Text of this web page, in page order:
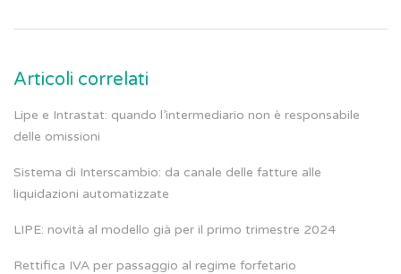
Articoli correlati
Lipe e Intrastat: quando l’intermediario non è responsabile
delle omissioni
Sistema di Interscambio: da canale delle fatture alle
liquidazioni automatizzate
LIPE: novità al modello già per il primo trimestre 2024
Rettifica IVA per passaggio al regime forfetario